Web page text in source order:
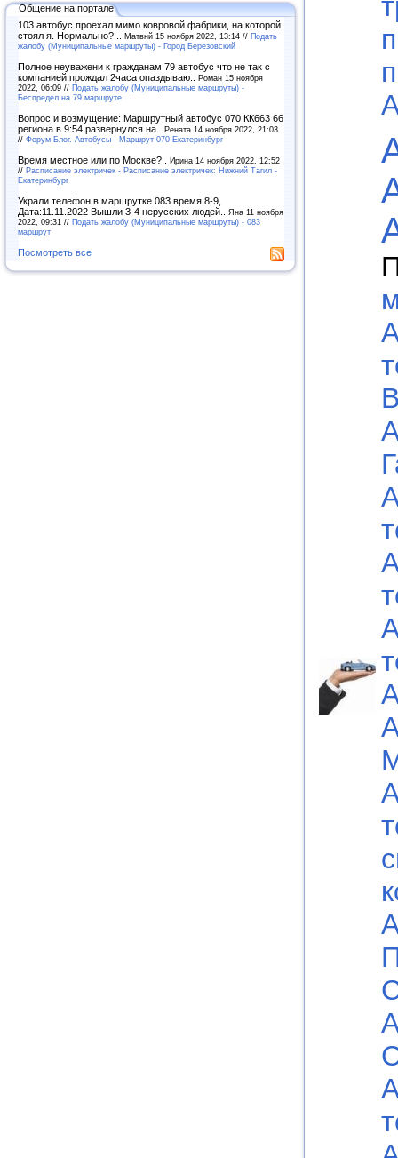
Общение на портале
103 автобус проехал мимо ковровой фабрики, на которой
стоял я. Нормально? .. Матвнй 15 ноября 2022, 13:14 // Подать
жалобу (Муниципальные маршруты) - Город Березовский
Полное неуважени к гражданам 79 автобус что не так с
компанией,прождал 2часа опаздываю.. Роман 15 ноября
2022, 06:09 // Подать жалобу (Муниципальные маршруты) -
Беспредел на 79 маршруте
Вопрос и возмущение: Маршрутный автобус 070 КК663 66
региона в 9:54 развернулся на.. Рената 14 ноября 2022, 21:03
// Форум-Блог. Автобусы - Маршрут 070 Екатеринбург
Время местное или по Москве?.. Ирина 14 ноября 2022, 12:52
// Расписание электричек - Расписание электричек: Нижний Тагил -
Екатеринбург
Украли телефон в маршрутке 083 время 8-9,
Дата:11.11.2022 Вышли 3-4 нерусских людей.. Яна 11 ноября
2022, 09:31 // Подать жалобу (Муниципальные маршруты) - 083
маршрут
Посмотреть все